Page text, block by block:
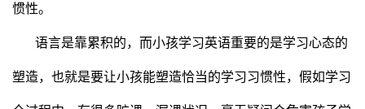
惯性。
语言是靠累积的，而小孩学习英语重要的是学习心态的
塑造，也就是要让小孩能塑造恰当的学习习惯性，假如学习